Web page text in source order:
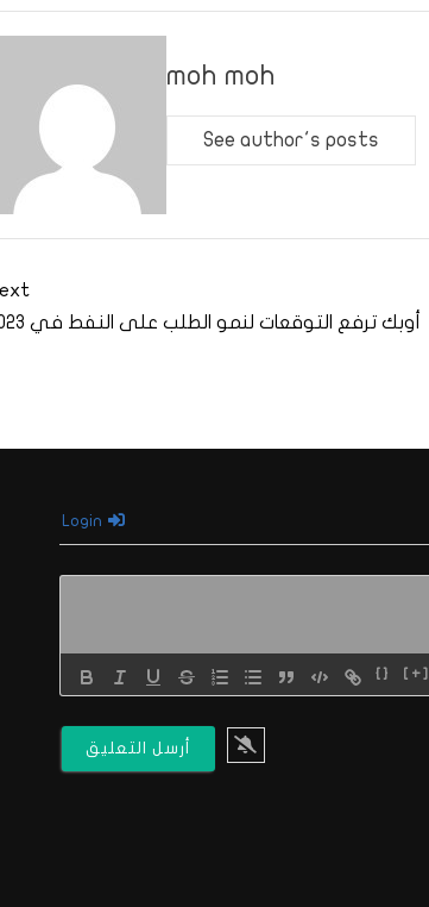
moh moh
See author's posts
أوبك ترفع التوقعات لنمو الطلب على النفط في 2023
{} [+]